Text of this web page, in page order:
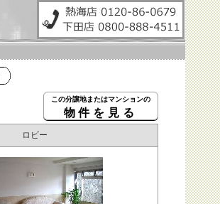
この分譲地またはマンションの
物件を見る
ロビー